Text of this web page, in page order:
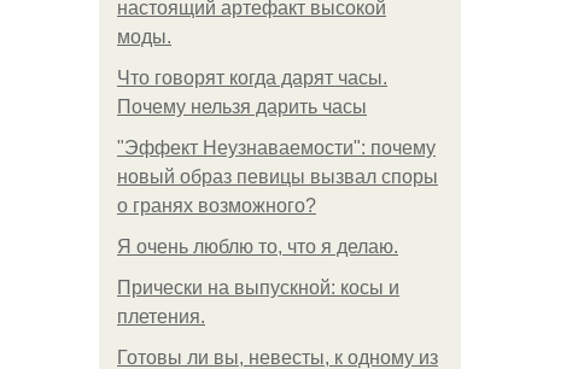
настоящий артефакт высокой
моды.
Что говорят когда дарят часы.
Почему нельзя дарить часы
"Эффект Неузнаваемости": почему
новый образ певицы вызвал споры
о гранях возможного?
Я очень люблю то, что я делаю.
Прически на выпускной: косы и
плетения.
Готовы ли вы, невесты, к одному из